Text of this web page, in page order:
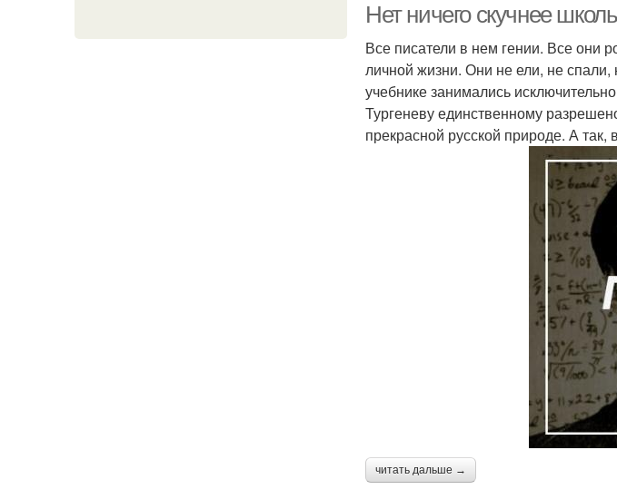
Нет ничего скучнее
Все писатели в нем гении. Все они
личной жизни. Они не ели, не спали,
учебнике занимались
Тургеневу единственному
прекрасной русской природе. А так,
читать дальше →